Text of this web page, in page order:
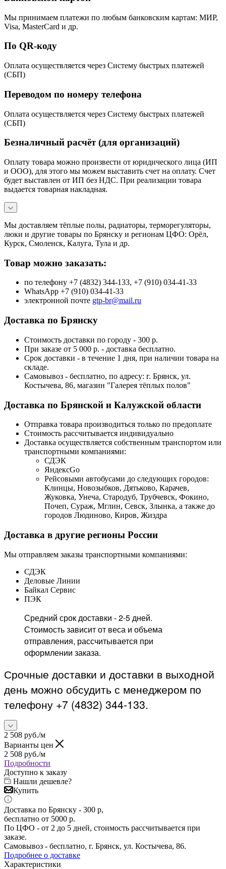
Мы принимаем платежи по любым банковским картам: МИР,
Visa, MasterCard и др.
По QR-коду
Оплата осуществляется через Систему быстрых платежей
(СБП)
Переводом по номеру телефона
Оплата осуществляется через Систему быстрых платежей
(СБП)
Безналичный расчёт (для организаций)
Оплату товара можно произвести от юридического лица (ИП
и ООО), для этого мы можем выставить счет на оплату. Счет
будет выставлен от ИП без НДС. При реализации товара
выдается товарная накладная.
Мы доставляем тёплые полы, радиаторы, терморегуляторы,
люки и другие товары по Брянску и регионам ЦФО: Орёл,
Курск, Смоленск, Калуга, Тула и др.
Товар можно заказать:
по телефону +7 (4832) 344-133, +7 (910) 034-41-33
WhatsApp +7 (910) 034-41-33
электронной почте gtp-br@mail.ru
Доставка по Брянску
Стоимость доставки по городу - 300 р.
При заказе от 5 000 р. - доставка бесплатно.
Срок доставки - в течение 1 дня, при наличии товара на
складе.
Самовывоз - бесплатно, по адресу: г. Брянск, ул.
Костычева, 86, магазин "Галерея тёплых полов"
Доставка по Брянской и Калужской области
Отправка товара производиться только по предоплате
Стоимость рассчитывается индивидуально
Доставка осуществляется собственным транспортом или
транспортными компаниями:
СДЭК
ЯндексGo
Рейсовыми автобусами до следующих городов:
Клинцы, Новозыбков, Дятьково, Карачев,
Жуковка, Унеча, Стародуб, Трубчевск, Фокино,
Почеп, Сураж, Мглин, Севск, Злынка, а также до
городов Людиново, Киров, Жиздра
Доставка в другие регионы России
Мы отправляем заказы транспортными компаниями:
СДЭК
Деловые Линии
Байкал Сервис
ПЭК
Средний срок доставки - 2-5 дней.
Стоимость зависит от веса и объема
отправления, рассчитывается при
оформлении заказа.
Срочные доставки и доставки в выходной
день можно обсудить с менеджером по
телефону +7 (4832) 344-133.
2 508 руб./м
Варианты цен
2 508 руб./м
Подробности
Доступно к заказу
Нашли дешевле?
Купить
Доставка по Брянску - 300 р,
бесплатно от 5000 р.
По ЦФО - от 2 до 5 дней, стоимость рассчитывается при
заказе.
Самовывоз - бесплатно, г. Брянск, ул. Костычева, 86.
Подробнее о доставке
Характеристики